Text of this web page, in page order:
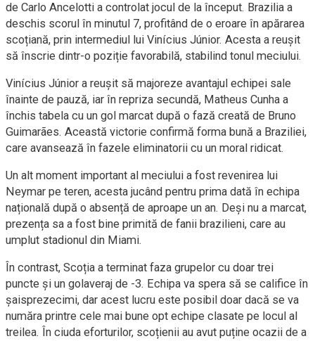
de Carlo Ancelotti a controlat jocul de la început. Brazilia a
deschis scorul în minutul 7, profitând de o eroare în apărarea
scoțiană, prin intermediul lui Vinícius Júnior. Acesta a reușit
să înscrie dintr-o poziție favorabilă, stabilind tonul meciului.
Vinícius Júnior a reușit să majoreze avantajul echipei sale
înainte de pauză, iar în repriza secundă, Matheus Cunha a
închis tabela cu un gol marcat după o fază creată de Bruno
Guimarães. Această victorie confirmă forma bună a Braziliei,
care avansează în fazele eliminatorii cu un moral ridicat.
Un alt moment important al meciului a fost revenirea lui
Neymar pe teren, acesta jucând pentru prima dată în echipa
națională după o absență de aproape un an. Deși nu a marcat,
prezența sa a fost bine primită de fanii brazilieni, care au
umplut stadionul din Miami.
În contrast, Scoția a terminat faza grupelor cu doar trei
puncte și un golaveraj de -3. Echipa va spera să se califice în
șaisprezecimi, dar acest lucru este posibil doar dacă se va
număra printre cele mai bune opt echipe clasate pe locul al
treilea. În ciuda eforturilor, scoțienii au avut puține ocazii de a